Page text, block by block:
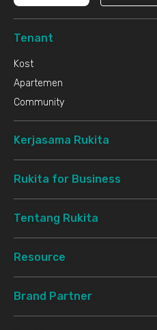
Tenant
Kost
Apartemen
Community
Kerjasama Rukita
Rukita for Business
Tentang Rukita
Resource
Brand Partner